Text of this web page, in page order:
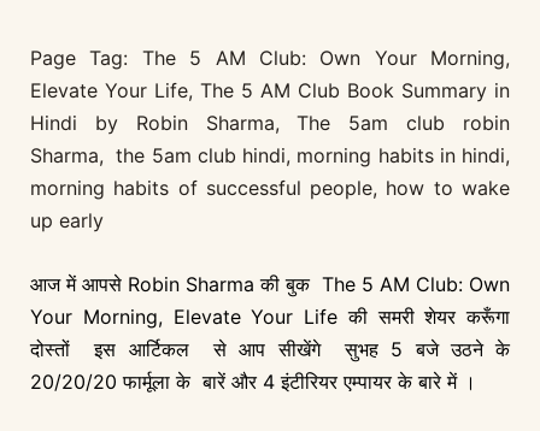
Page Tag: The 5 AM Club: Own Your Morning,
Elevate Your Life, The 5 AM Club Book Summary in
Hindi by Robin Sharma, The 5am club robin
Sharma, the 5am club hindi, morning habits in hindi,
morning habits of successful people, how to wake
up early
आज में आपसे Robin Sharma की बुक The 5 AM Club: Own
Your Morning, Elevate Your Life की समरी शेयर करूँगा
दोस्तों इस आर्टिकल से आप सीखेंगे सुभह 5 बजे उठने के
20/20/20 फार्मूला के बारें और 4 इंटीरियर एम्पायर के बारे में ।